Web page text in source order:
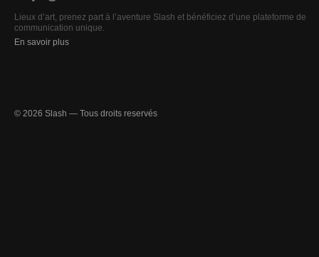
Lieux d’art, prenez part à l’aventure Slash et bénéficiez d’une plateforme de
communication unique.
En savoir plus
© 2026 Slash — Tous droits reservés